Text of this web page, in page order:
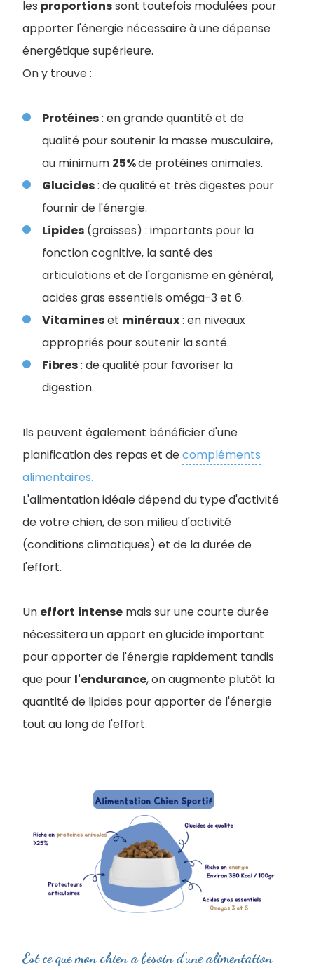
les proportionssont toutefois modulées pour
apporter l'énergie nécessaire à une dépense
énergétique supérieure.
On y trouve :
Protéines: en grande quantité et de
qualité pour soutenir la masse musculaire,
au minimum 25%de protéines animales.
Glucides: de qualité et très digestes pour
fournir de l'énergie.
Lipides (graisses) : importants pour la
fonction cognitive, la santé des
articulations et de l'organisme en général,
acides gras essentiels oméga-3 et 6.
Vitamineset minéraux: en niveaux
appropriés pour soutenir la santé.
Fibres: de qualité pour favoriser la
digestion.
Ils peuvent également bénéficier d'une
planification des repas et decompléments
alimentaires.
L'alimentation idéale dépend du type d'activité
de votre chien, de son milieu d'activité
(conditions climatiques) et de la durée de
l'effort.
Un effort intense mais sur une courte durée
nécessitera un apport en glucide important
pour apporter de l'énergie rapidement tandis
que pour l'endurance, on augmente plutôt la
quantité de lipides pour apporter de l'énergie
tout au long de l'effort.
Est ce que mon chien a besoin d'une alimentation